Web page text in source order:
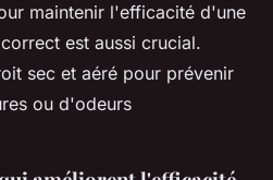
maintenir l'efficacité d'une
est aussi crucial.
sec et aéré pour prévenir
ou d'odeurs